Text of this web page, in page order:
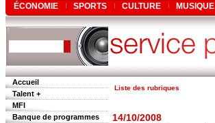
ÉCONOMIE SPORTS CULTURE MUSIQUE
Accueil
Talent +
MFI
Banque de programmes
Liste des rubriques
14/10/2008